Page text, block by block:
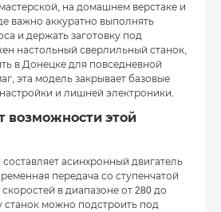
на домашнем верстаке и
важно аккуратно выполнять
и держать заготовку под
настольный сверлильный станок,
в Донецке для повседневной
эта модель закрывает базовые
и лишней электроники.
возможности этой
асинхронный двигатель
передача со ступенчатой
в диапазоне от 280 до
станок можно подстроить под